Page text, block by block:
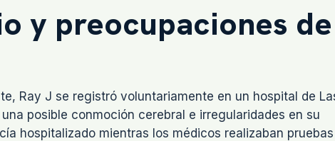
y preocupaciones de
Ray J se registró voluntariamente en un hospital de
posible conmoción cerebral e irregularidades en su
hospitalizado mientras los médicos realizaban pruebas